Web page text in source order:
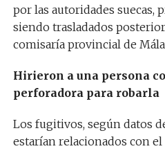
por las autoridades suecas,
siendo trasladados
comisaría provincial de
Hirieron a una persona
perforadora para robarla
Los fugitivos, según datos
estarían relacionados con